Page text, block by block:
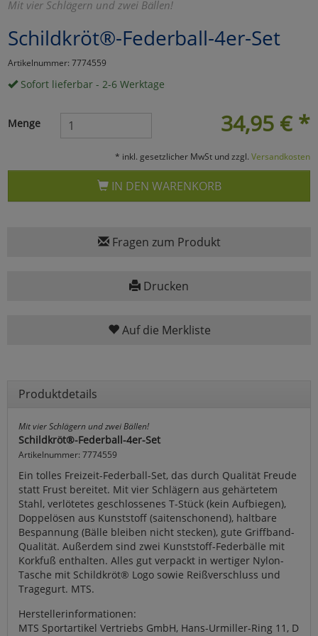
Mit vier Schlägern und zwei Bällen!
Schildkröt®-Federball-4er-Set
Artikelnummer: 7774559
Sofort lieferbar - 2-6 Werktage
34,95 € *
Menge
* inkl. gesetzlicher MwSt und zzgl. Versandkosten
IN DEN WARENKORB
Fragen zum Produkt
Drucken
Auf die Merkliste
Produktdetails
Mit vier Schlägern und zwei Bällen!
Schildkröt®-Federball-4er-Set
Artikelnummer: 7774559
Ein tolles Freizeit-Federball-Set, das durch Qualität Freude
statt Frust bereitet. Mit vier Schlägern aus gehärtetem
Stahl, verlötetes geschlossenes T-Stück (kein Aufbiegen),
Doppelösen aus Kunststoff (saitenschonend), haltbare
Bespannung (Bälle bleiben nicht stecken), gute Griffband-
Qualität. Außerdem sind zwei Kunststoff-Federbälle mit
Korkfuß enthalten. Alles gut verpackt in wertiger Nylon-
Tasche mit Schildkröt® Logo sowie Reißverschluss und
Tragegurt. MTS.
Herstellerinformationen:
MTS Sportartikel Vertriebs GmbH, Hans-Urmiller-Ring 11, D
Umfragetools
Cookies
Cookies
Einstellungen speichern
zurückzu Haupptseite